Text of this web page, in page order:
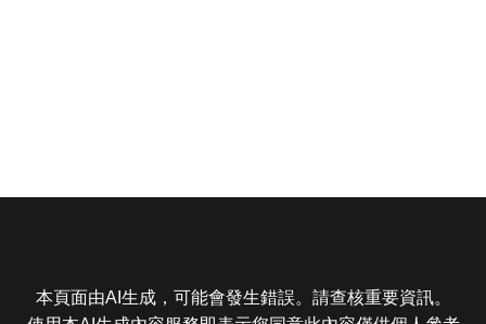
本頁面由AI生成，可能會發生錯誤。請查核重要資訊。